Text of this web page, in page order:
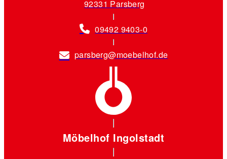
92331 Parsberg
09492 9403-0
parsberg@moebelhof.de
Möbelhof Ingolstadt